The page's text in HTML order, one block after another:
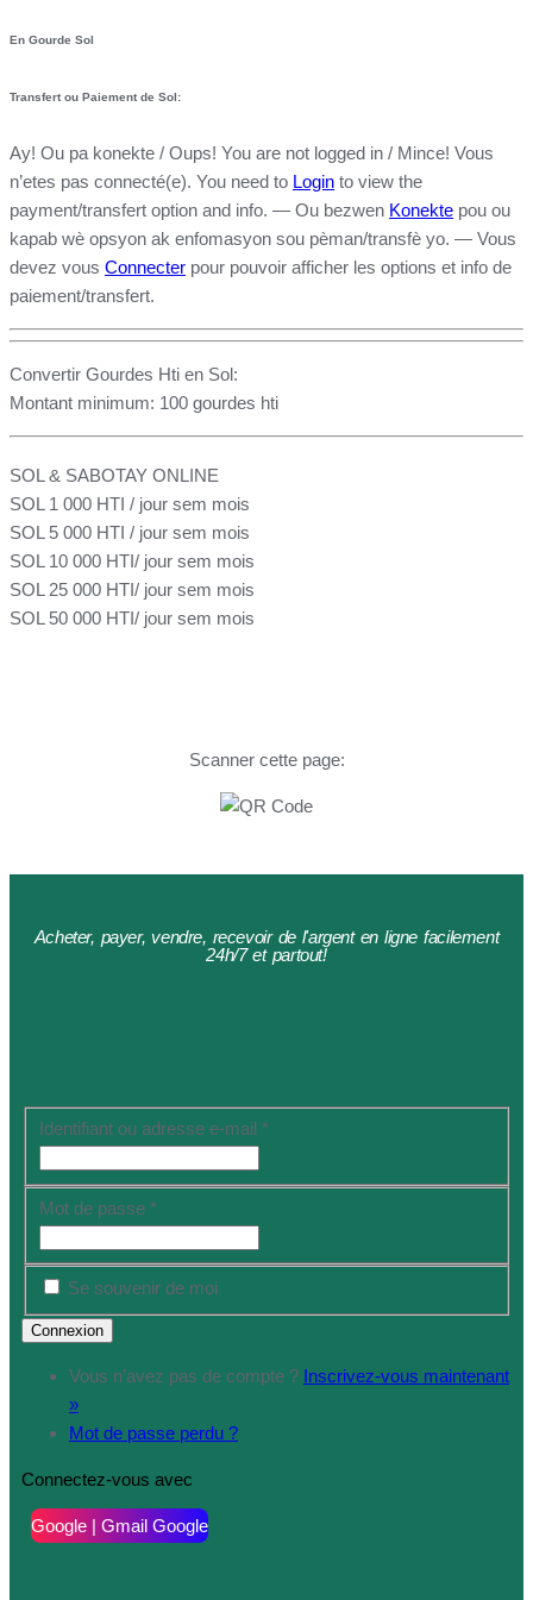
En Gourde Sol
Transfert ou Paiement de Sol:
Ay! Ou pa konekte / Oups! You are not logged in / Mince! Vous
n’etes pas connecté(e). You need to Login to view the
payment/transfert option and info. — Ou bezwen Konekte pou ou
kapab wè opsyon ak enfomasyon sou pèman/transfè yo. — Vous
devez vous Connecter pour pouvoir afficher les options et info de
paiement/transfert.
Convertir Gourdes Hti en Sol:
Montant minimum: 100 gourdes hti
SOL & SABOTAY ONLINE
SOL 1 000 HTI / jour sem mois
SOL 5 000 HTI / jour sem mois
SOL 10 000 HTI/ jour sem mois
SOL 25 000 HTI/ jour sem mois
SOL 50 000 HTI/ jour sem mois
Scanner cette page:
Acheter, payer, vendre, recevoir de l'argent en ligne facilement
24h/7 et partout!
Identifiant ou adresse e-mail*
Mot de passe*
Se souvenir de moi
Vous n’avez pas de compte ? Inscrivez-vous maintenant
»
Mot de passe perdu ?
Connectez-vous avec
Google | Gmail Google